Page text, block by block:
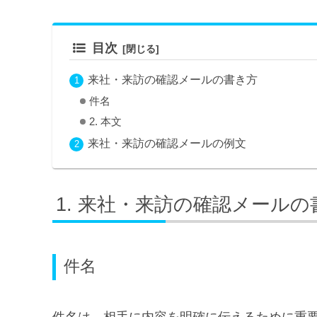
目次
来社・来訪の確認メールの書き方
件名
2. 本文
来社・来訪の確認メールの例文
来社・来訪の確認メールの
件名